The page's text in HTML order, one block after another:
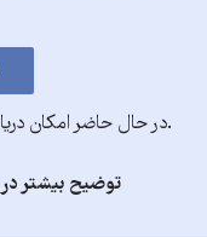
.در حال حاضر امکان
توضیح بیشتر در